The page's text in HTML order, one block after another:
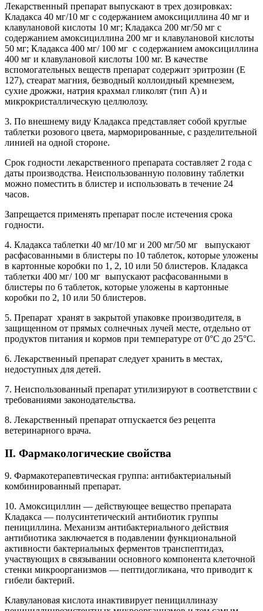
Лекарственный препарат выпускают в трех дозировках:
Кладакса 40 мг/10 мг с содержанием амоксициллина 40 мг и
клавулановой кислоты 10 мг; Кладакса 200 мг/50 мг с
содержанием амоксициллина 200 мг и клавулановой кислоты
50 мг; Кладакса 400 мг/ 100 мг с содержанием амоксициллина
400 мг и клавулановой кислоты 100 мг. В качестве
вспомогательных веществ препарат содержит эритрозин (Е
127), стеарат магния, безводный коллоидный кремнезем,
сухие дрожжи, натрия крахмал гликолят (тип A) и
микрокристаллическую целлюлозу.
3. По внешнему виду Кладакса представляет собой круглые
таблетки розового цвета, марморированные, с разделительной
линией на одной стороне.
Срок годности лекарственного препарата составляет 2 года с
даты производства. Неиспользованную половину таблетки
можно поместить в блистер и использовать в течение 24
часов.
Запрещается применять препарат после истечения срока
годности.
4. Кладакса таблетки 40 мг/10 мг и 200 мг/50 мг выпускают
расфасованными в блистеры по 10 таблеток, которые уложены
в картонные коробки по 1, 2, 10 или 50 блистеров. Кладакса
таблетки 400 мг/ 100 мг выпускают расфасованными в
блистеры по 6 таблеток, которые уложены в картонные
коробки по 2, 10 или 50 блистеров.
5. Препарат хранят в закрытой упаковке производителя, в
защищенном от прямых солнечных лучей месте, отдельно от
продуктов питания и кормов при температуре от 0°С до 25°С.
6. Лекарственный препарат следует хранить в местах,
недоступных для детей.
7. Неиспользованный препарат утилизируют в соответствии с
требованиями законодательства.
8. Лекарственный препарат отпускается без рецепта
ветеринарного врача.
II. Фармакологические свойства
9. Фармакотерапевтическая группа: антибактериальный
комбинированный препарат.
10. Амоксициллин — действующее вещество препарата
Кладакса — полусинтетический антибиотик группы
пенициллина. Механизм антибактериального действия
антибиотика заключается в подавлении функциональной
активности бактериальных ферментов транспептидаз,
участвующих в связывании основного компонента клеточной
стенки микроорганизмов — пептидогликана, что приводит к
гибели бактерий.
Клавулановая кислота инактивирует пенициллиназу